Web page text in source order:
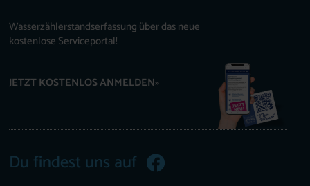
Wasserzählerstandserfassung über das neue
kostenlose Serviceportal!
JETZT KOSTENLOS ANMELDEN»
Du findest uns auf